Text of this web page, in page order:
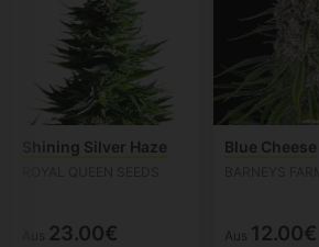
Shining Silver Haze
23.00€
Blue Cheese
Aus 12.00€